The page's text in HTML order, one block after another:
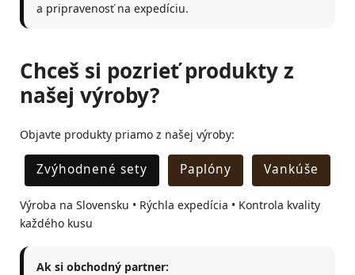
a pripravenosť na expedíciu.
Chceš si pozrieť produkty z
našej výroby?
Objavte produkty priamo z našej výroby:
Zvýhodnené sety Paplóny Vankúše
Výroba na Slovensku • Rýchla expedícia • Kontrola kvality
každého kusu
Ak si obchodný partner: